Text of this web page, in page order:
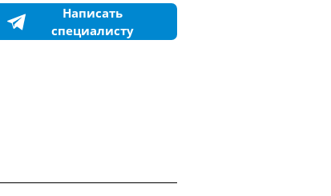
Написать
специалисту